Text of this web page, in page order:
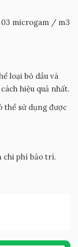
03 microgam / m3
loại bỏ dầu và
hiệu quả nhất.
thể sử dụng được
chi phí bảo trì.